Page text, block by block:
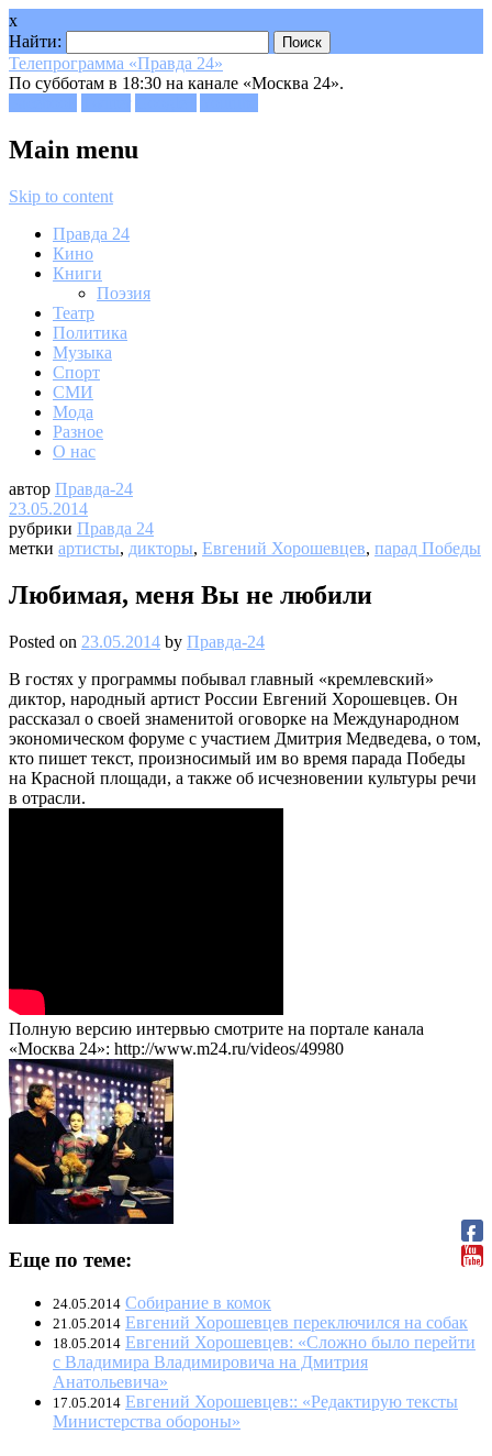
x
Найти:
Телепрограмма «Правда 24»
По субботам в 18:30 на канале «Москва 24».
Main menu
Skip to content
Правда 24
Кино
Книги
Поэзия
Театр
Политика
Музыка
Спорт
СМИ
Мода
Разное
О нас
автор Правда-24
23.05.2014
рубрики Правда 24
метки артисты, дикторы, Евгений Хорошевцев, парад Победы
Любимая, меня Вы не любили
Posted on 23.05.2014 by Правда-24
В гостях у программы побывал главный «кремлевский»
диктор, народный артист России Евгений Хорошевцев. Он
рассказал о своей знаменитой оговорке на Международном
экономическом форуме с участием Дмитрия Медведева, о том,
кто пишет текст, произносимый им во время парада Победы
на Красной площади, а также об исчезновении культуры речи
в отрасли.
Полную версию интервью смотрите на портале канала
«Москва 24»: http://www.m24.ru/videos/49980
Еще по теме:
24.05.2014 Собирание в комок
21.05.2014 Евгений Хорошевцев переключился на собак
18.05.2014 Евгений Хорошевцев: «Сложно было перейти
с Владимира Владимировича на Дмитрия
Анатольевича»
17.05.2014 Евгений Хорошевцев:: «Редактирую тексты
Министерства обороны»